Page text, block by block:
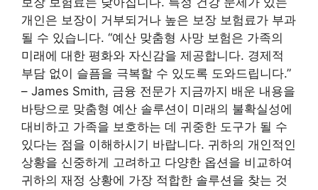
개인은 보장이 거부되거나 높은 보장 보험료가 부과
될 수 있습니다. “예산 맞춤형 사망 보험은 가족의
미래에 대한 평화와 자신감을 제공합니다. 경제적
부담 없이 슬픔을 극복할 수 있도록 도와드립니다.”
– James Smith, 금융 전문가 지금까지 배운 내용을
바탕으로 맞춤형 예산 솔루션이 미래의 불확실성에
대비하고 가족을 보호하는 데 귀중한 도구가 될 수
있다는 점을 이해하시기 바랍니다. 귀하의 개인적인
상황을 신중하게 고려하고 다양한 옵션을 비교하여
귀하의 재정 상황에 가장 적합한 솔루션을 찾는 것